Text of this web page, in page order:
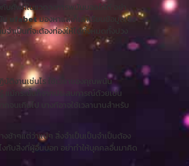
บศัพท์ในแวดวงการพนันบอลให้ดี อย่า
ufabetมองหาและก็เล่าเรียนข้อมูลเชิง
ำเป็นที่จะต้องท่องให้ได้ทั้งหมดทั้งปวง
ติงานเช่นไร ใช้เวลาของคุณพนัน
แม้กระนั้นก็จากประสบการณ์ด้วยเช่น
จนเกินไป บางทีอาจใช้เวลานานสำหรับ
าๆแต่ว่าแน่ๆ สิ่งจำเป็นเป็นจำเป็นต้อง
งกับสิ่งที่ผู้อื่นบอก อย่าทำให้บุคคลอื่นมาคิด